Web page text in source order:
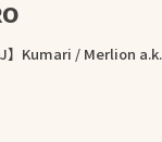
Kumari / Merlion